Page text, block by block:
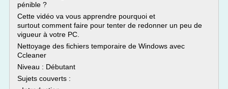
pénible ?
Cette vidéo va vous apprendre pourquoi et
surtout comment faire pour tenter de redonner un peu de
vigueur à votre PC.
Nettoyage des fichiers temporaire de Windows avec
Ccleaner
Niveau : Débutant
Sujets couverts :